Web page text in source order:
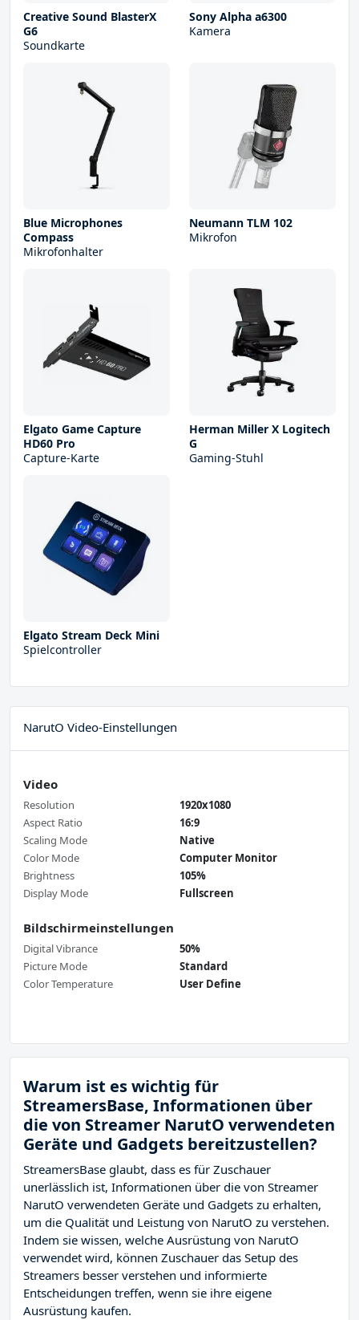
Creative Sound BlasterX
G6
Soundkarte
Sony Alpha a6300
Kamera
Blue Microphones
Compass
Mikrofonhalter
Neumann TLM 102
Mikrofon
Elgato Game Capture
HD60 Pro
Capture-Karte
Herman Miller X Logitech
G
Gaming-Stuhl
Elgato Stream Deck Mini
Spielcontroller
NarutO Video-Einstellungen
Video
Resolution
1920x1080
Aspect Ratio
16:9
Scaling Mode
Native
Color Mode
Computer Monitor
Brightness
105%
Display Mode
Fullscreen
Bildschirmeinstellungen
Digital Vibrance
50%
Picture Mode
Standard
Color Temperature
User Define
Warum ist es wichtig für
StreamersBase, Informationen über
die von Streamer NarutO verwendeten
Geräte und Gadgets bereitzustellen?
StreamersBase glaubt, dass es für Zuschauer
unerlässlich ist, Informationen über die von Streamer
NarutO verwendeten Geräte und Gadgets zu erhalten,
um die Qualität und Leistung von NarutO zu verstehen.
Indem sie wissen, welche Ausrüstung von NarutO
verwendet wird, können Zuschauer das Setup des
Streamers besser verstehen und informierte
Entscheidungen treffen, wenn sie ihre eigene
Ausrüstung kaufen.